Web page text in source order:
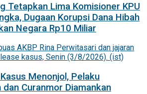
Tetapkan Lima Komisioner KPU
Dugaan Korupsi Dana Hibah
Negara Rp10 Miliar
Menonjol, Pelaku
Curanmor Diamankan